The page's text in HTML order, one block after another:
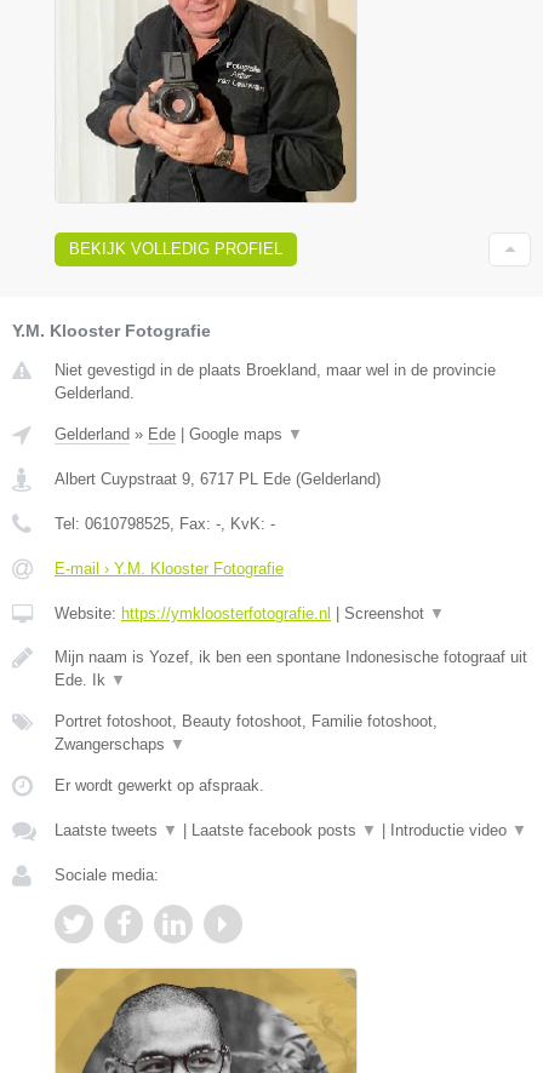
BEKIJK VOLLEDIG PROFIEL
Y.M. Klooster Fotografie
Niet gevestigd in de plaats Broekland, maar wel in de provincie
Gelderland.
Gelderland » Ede Google maps ▼
Albert Cuypstraat 9, 6717 PL Ede (Gelderland)
Tel: 0610798525, Fax: -, KvK: -
E-mail › Y.M. Klooster Fotografie
Website: https://ymkloosterfotografie.nl Screenshot ▼
Mijn naam is Yozef, ik ben een spontane Indonesische fotograaf uit
Ede. Ik ▼
Portret fotoshoot, Beauty fotoshoot, Familie fotoshoot,
Zwangerschaps ▼
Er wordt gewerkt op afspraak.
Laatste tweets ▼ Laatste facebook posts ▼ Introductie video ▼
Sociale media: